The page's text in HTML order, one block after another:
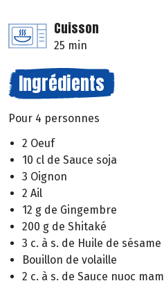
Cuisson
25 min
Ingrédients
Pour 4 personnes
2 Oeuf
10 cl de Sauce soja
3 Oignon
2 Ail
12 g de Gingembre
200 g de Shitaké
3 c. à s. de Huile de sésame
Bouillon de volaille
2 c. à s. de Sauce nuoc mam